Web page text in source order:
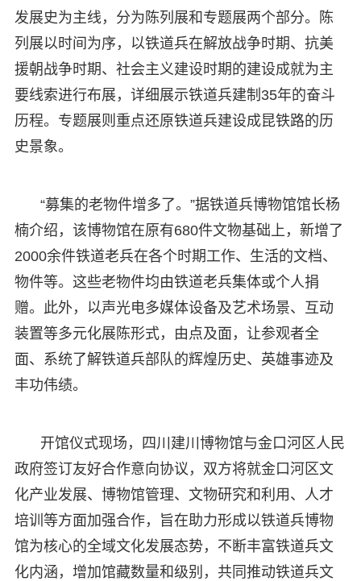
发展史为主线，分为陈列展和专题展两个部分。陈
列展以时间为序，以铁道兵在解放战争时期、抗美
援朝战争时期、社会主义建设时期的建设成就为主
要线索进行布展，详细展示铁道兵建制35年的奋斗
历程。专题展则重点还原铁道兵建设成昆铁路的历
史景象。
“募集的老物件增多了。”据铁道兵博物馆馆长杨
楠介绍，该博物馆在原有680件文物基础上，新增了
2000余件铁道老兵在各个时期工作、生活的文档、
物件等。这些老物件均由铁道老兵集体或个人捐
赠。此外，以声光电多媒体设备及艺术场景、互动
装置等多元化展陈形式，由点及面，让参观者全
面、系统了解铁道兵部队的辉煌历史、英雄事迹及
丰功伟绩。
开馆仪式现场，四川建川博物馆与金口河区人民
政府签订友好合作意向协议，双方将就金口河区文
化产业发展、博物馆管理、文物研究和利用、人才
培训等方面加强合作，旨在助力形成以铁道兵博物
馆为核心的全域文化发展态势，不断丰富铁道兵文
化内涵，增加馆藏数量和级别，共同推动铁道兵文